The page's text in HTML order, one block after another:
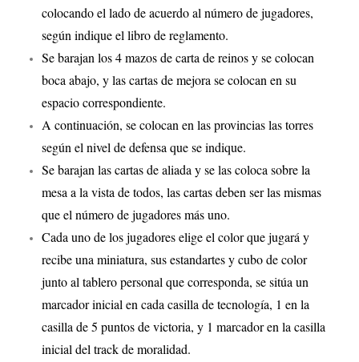
colocando el lado de acuerdo al número de jugadores,
según indique el libro de reglamento.
Se barajan los 4 mazos de carta de reinos y se colocan
boca abajo, y las cartas de mejora se colocan en su
espacio correspondiente.
A continuación, se colocan en las provincias las torres
según el nivel de defensa que se indique.
Se barajan las cartas de aliada y se las coloca sobre la
mesa a la vista de todos, las cartas deben ser las mismas
que el número de jugadores más uno.
Cada uno de los jugadores elige el color que jugará y
recibe una miniatura, sus estandartes y cubo de color
junto al tablero personal que corresponda, se sitúa un
marcador inicial en cada casilla de tecnología, 1 en la
casilla de 5 puntos de victoria, y 1 marcador en la casilla
inicial del track de moralidad.